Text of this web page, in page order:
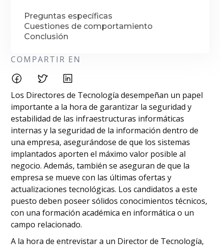
Preguntas específicas
Cuestiones de comportamiento
Conclusión
COMPARTIR EN
Los Directores de Tecnología desempeñan un papel
importante a la hora de garantizar la seguridad y
estabilidad de las infraestructuras informáticas
internas y la seguridad de la información dentro de
una empresa, asegurándose de que los sistemas
implantados aporten el máximo valor posible al
negocio. Además, también se aseguran de que la
empresa se mueve con las últimas ofertas y
actualizaciones tecnológicas. Los candidatos a este
puesto deben poseer sólidos conocimientos técnicos,
con una formación académica en informática o un
campo relacionado.
A la hora de entrevistar a un Director de Tecnología,